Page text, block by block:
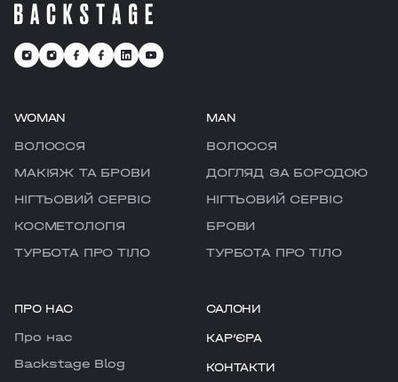
WOMAN
ВОЛОССЯ
МАКІЯЖ ТА БРОВИ
НІГТЬОВИЙ СЕРВІС
КОСМЕТОЛОГІЯ
ТУРБОТА ПРО ТІЛО
MAN
ВОЛОССЯ
ДОГЛЯД ЗА БОРОДОЮ
НІГТЬОВИЙ СЕРВІС
БРОВИ
ТУРБОТА ПРО ТІЛО
ПРО НАС
Про нас
Backstage Blog
САЛОНИ
КАРʼЄРА
КОНТАКТИ